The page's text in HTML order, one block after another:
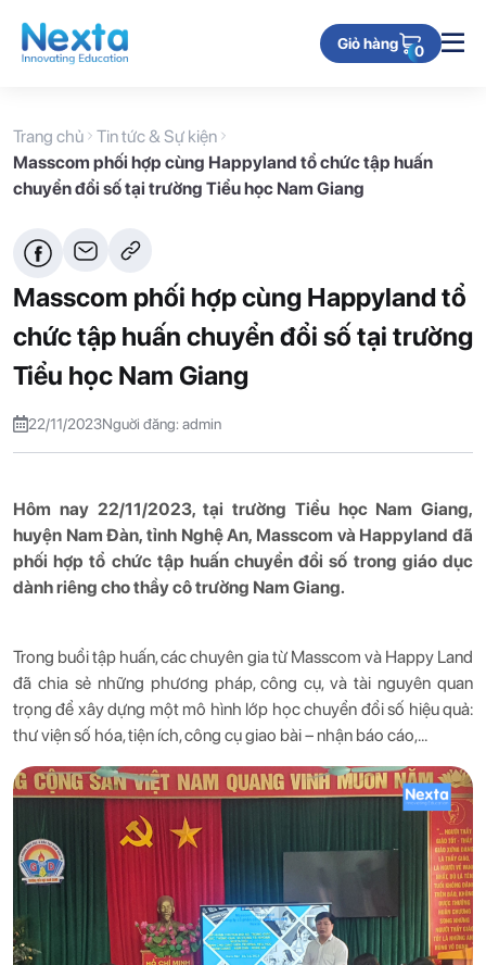
Giỏ hàng 0
Trang chủ
Tin tức & Sự kiện
Masscom phối hợp cùng Happyland tổ chức tập huấn
chuyển đổi số tại trường Tiểu học Nam Giang
Masscom phối hợp cùng Happyland tổ
chức tập huấn chuyển đổi số tại trường
Tiểu học Nam Giang
22/11/2023Nguời đăng: admin
Hôm nay 22/11/2023, tại trường Tiểu học Nam Giang,
huyện Nam Đàn, tỉnh Nghệ An, Masscom và Happyland đã
phối hợp tổ chức tập huấn chuyển đổi số trong giáo dục
dành riêng cho thầy cô trường Nam Giang.
Trong buổi tập huấn, các chuyên gia từ Masscom và Happy Land
đã chia sẻ những phương pháp, công cụ, và tài nguyên quan
trọng để xây dựng một mô hình lớp học chuyển đổi số hiệu quả:
thư viện số hóa, tiện ích, công cụ giao bài – nhận báo cáo,…